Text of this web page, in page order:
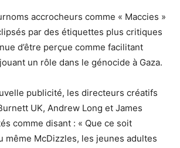
accrocheurs comme « Maccies »
par des étiquettes plus critiques
d’être perçue comme facilitant
un rôle dans le génocide à Gaza.
publicité, les directeurs créatifs
UK, Andrew Long et James
comme disant : « Que ce soit
même McDizzles, les jeunes adultes